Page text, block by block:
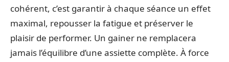
cohérent, c’est garantir à chaque séance un effet
maximal, repousser la fatigue et préserver le
plaisir de performer. Un gainer ne remplacera
jamais l’équilibre d’une assiette complète. À force